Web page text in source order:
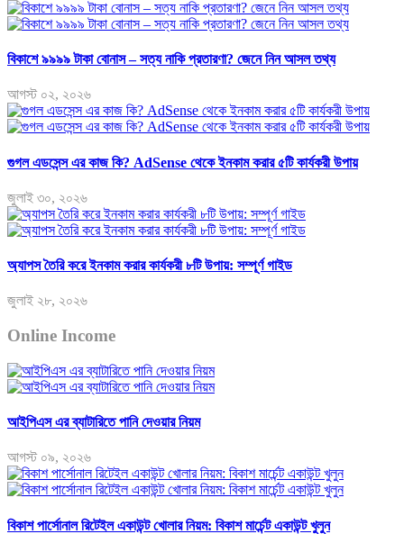
বিকাশে ৯৯৯৯ টাকা বোনাস – সত্য নাকি প্রতারণা? জেনে নিন আসল তথ্য
আগস্ট ০২, ২০২৬
গুগল এডসেন্স এর কাজ কি? AdSense থেকে ইনকাম করার ৫টি কার্যকরী উপায়
জুলাই ৩০, ২০২৬
অ্যাপস তৈরি করে ইনকাম করার কার্যকরী ৮টি উপায়: সম্পূর্ণ গাইড
জুলাই ২৮, ২০২৬
Online Income
আইপিএস এর ব্যাটারিতে পানি দেওয়ার নিয়ম
আগস্ট ০৯, ২০২৬
বিকাশ পার্সোনাল রিটেইল একাউন্ট খোলার নিয়ম: বিকাশ মার্চেন্ট একাউন্ট খুলুন